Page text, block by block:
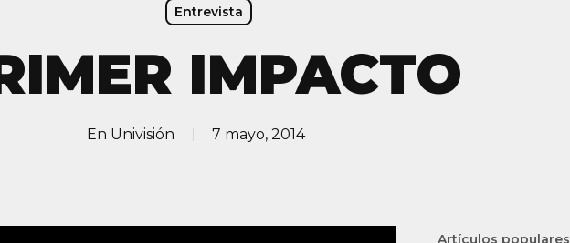
Entrevista
IMPACTO
En Univisión 7 mayo, 2014
Artículos populares